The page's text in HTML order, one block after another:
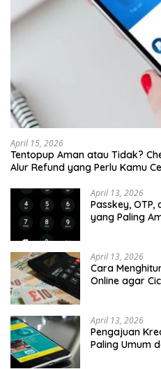
April 15, 2026
Tentopup Aman atau Tidak?
Alur Refund yang Perlu Kamu
April 13, 2026
Passkey, OTP,
yang Paling
April 13, 2026
Cara
Online agar
April 13, 2026
Pengajuan
Paling Umum